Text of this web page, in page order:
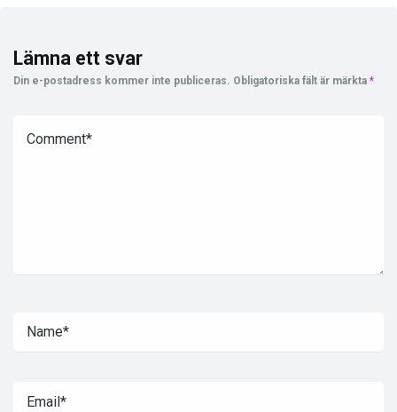
Lämna ett svar
Din e-postadress kommer inte publiceras. Obligatoriska fält är märkta *